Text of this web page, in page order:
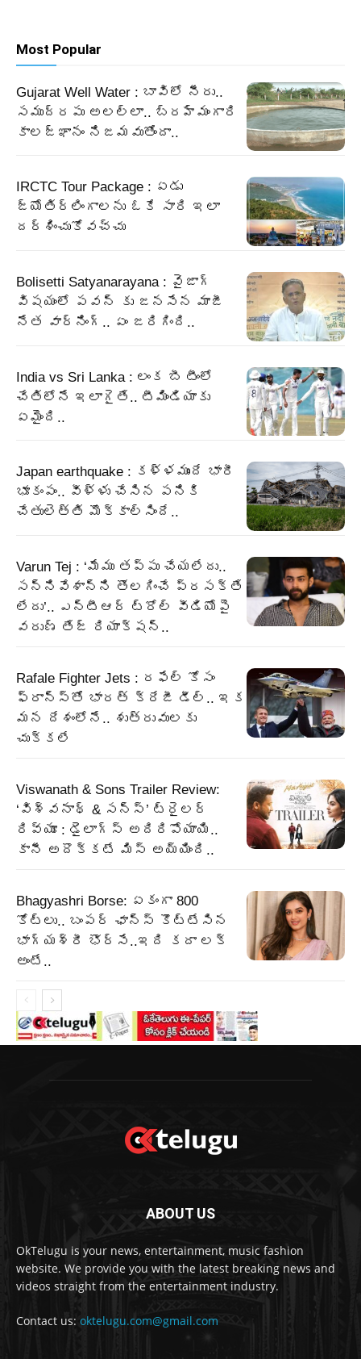
Most Popular
Gujarat Well Water : బావిలో నీరు..
సముద్రపు అలల్లా.. బ్రహ్మంగారి
కాలజ్ఞానం నిజమవుతోందా..
IRCTC Tour Package : ఏడు
జ్యోతిర్లింగాలను ఓకే సారి ఇలా
దర్శించుకోవచ్చు
Bolisetti Satyanarayana : వైజాగ్
విషయంలో పవన్ కు జనసేన మాజీ
నేత వార్నింగ్.. ఏం జరిగింది..
India vs Sri Lanka : లంక బీ టీంలో
చేతిలోనే ఇలాగైతే.. టీమిండియాకు
ఏమైంది..
Japan earthquake : కళ్ళముందే భారీ
భూకంపం.. వీళ్ళు చేసిన పనికి
చేతులెత్తి మొక్కాల్సిందే..
Varun Tej : ‘మేము తప్పు చేయలేదు..
సన్నివేశాన్ని తొలగించే ప్రసక్తే
లేదు’.. ఎన్టీఆర్ ట్రోల్ వీడియోపై
వరుణ్ తేజ్ రియాక్షన్..
Rafale Fighter Jets : రఫేల్‌ కోసం
ఫ్రాన్స్‌తో భారత్‌ క్రేజీ డీల్‌.. ఇక
మన దేశంలోనే.. శుత్రువులకు
చుక్కలే
Viswanath & Sons Trailer Review:
‘విశ్వనాథ్ & సన్స్’ ట్రైలర్
రివ్యూ : డైలాగ్స్ అదిరిపోయాయి..
కానీ అదొక్కటే మిస్ అయ్యింది..
Bhagyashri Borse: ఏకంగా 800
కోట్లు.. బంపర్ ఛాన్స్ కొట్టేసిన
భాగ్యశ్రీ భొర్సే..ఇది కదా లక్
అంటే..
ABOUT US
OkTelugu is your news, entertainment, music fashion
website. We provide you with the latest breaking news and
videos straight from the entertainment industry.
Contact us: oktelugu.com@gmail.com